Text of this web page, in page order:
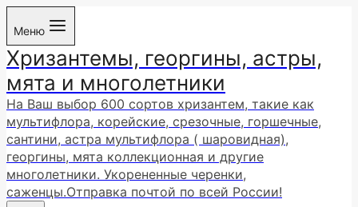
Перейти
содержимому
Меню
Хризантемы, георгины, астры,
мята и многолетники
На Ваш выбор 600 сортов хризантем, такие как
мультифлора, корейские, срезочные, горшечные,
сантини, астра мультифлора ( шаровидная),
георгины, мята коллекционная и другие
многолетники. Укорененные черенки,
саженцы.Отправка почтой по всей России!